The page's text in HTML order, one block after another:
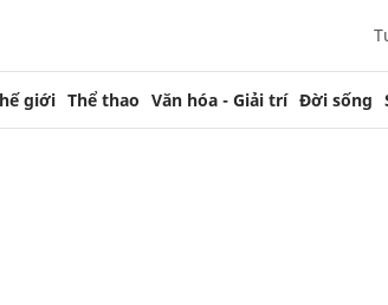
giới Thể thao Văn hóa - Giải trí Đời sống